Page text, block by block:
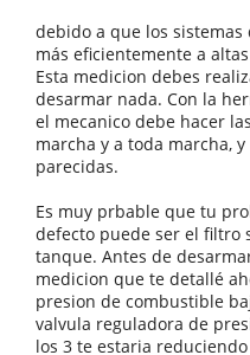
debido a que los
más eficientemente a
Esta medicion debes
desarmar nada. Con la
el mecanico debe hacer
marcha y a toda marcha,
parecidas.
Es muy prbable que tu
defecto puede ser el filtro
tanque. Antes de
medicion que te detallé
presion de combustible
valvula reguladora de
los 3 te estaria